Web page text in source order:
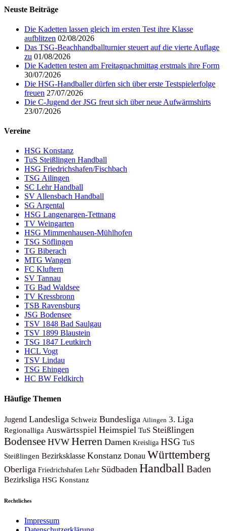
Neuste Beiträge
Die Kadetten lassen gleich im ersten Test ihre Klasse
aufblitzen 02/08/2026
Das TSG-Beachhandballturnier steuert auf die vierte Auflage
zu 01/08/2026
Die Kadetten testen am Freitagnachmittag erstmals ihre Form
30/07/2026
Die HSG-Handballer dürfen sich über erste Testspielerfolge
freuen 27/07/2026
Die C-Jugend der JSG freut sich über neue Aufwärmshirts
23/07/2026
Vereine
HSG Konstanz
TuS Steißlingen Handball
HSG Friedrichshafen/Fischbach
TSG Ailingen
SC Lehr Handball
SV Allensbach Handball
SG Argental
HSG Langenargen-Tettnang
TV Weingarten
HSG Mimmenhausen-Mühlhofen
TSG Söflingen
TG Biberach
MTG Wangen
FC Kluftern
SV Tannau
TG Bad Waldsee
TV Kressbronn
TSB Ravensburg
JSG Bodensee
TSV 1848 Bad Saulgau
TSV 1899 Blaustein
TSG 1847 Leutkirch
HCL Vogt
TSV Lindau
TSG Ehingen
HC BW Feldkirch
Häufige Themen
Jugend Landesliga Schweiz Bundesliga Ailingen 3. Liga
Regionalliga Auswärtsspiel Heimspiel TuS Steißlingen
Bodensee HVW Herren Damen Kreisliga HSG TuS
Steißlingen Bezirksklasse Konstanz Donau Württemberg
Oberliga Friedrichshafen Lehr Südbaden Handball Baden
Bezirksliga HSG Konstanz
Rechtliches
Impressum